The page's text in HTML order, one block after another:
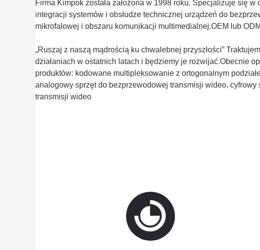
Firma Kimpok została założona w 1998 roku. Specjalizuje się
integracji systemów i obsłudze technicznej urządzeń do
mikrofalowej i obszaru komunikacji multimedialnej.OEM lub
„Ruszaj z naszą mądrością ku chwalebnej przyszłości”
działaniach w ostatnich latach i będziemy je rozwijać.Obecnie
produktów: kodowane multipleksowanie z ortogonalnym
analogowy sprzęt do bezprzewodowej transmisji wideo, cyfrowy
transmisji wideo